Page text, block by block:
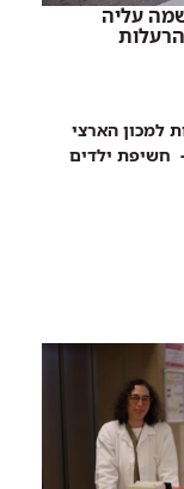
עליה
למכון הארצי
חשיפת ילדים